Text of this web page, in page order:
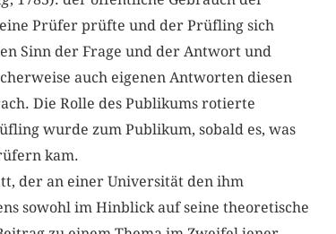
Prüfer prüfte und der Prüfling sich
Sinn der Frage und der Antwort und
auch eigenen Antworten diesen
Die Rolle des Publikums rotierte
wurde zum Publikum, sobald es, was
kam.
der an einer Universität den ihm
sowohl im Hinblick auf seine theoretische